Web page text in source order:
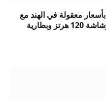
تم إطلاق هاتف IQOO Z11 Lite بأسعار معقولة في الهند مع
MediaTek Dimensity 6300 وشاشة 120 هرتز وبطارية